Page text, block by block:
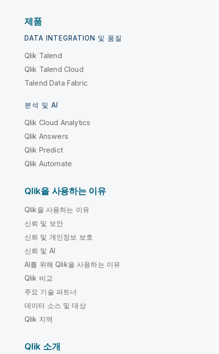
제품
DATA INTEGRATION 및 품질
Qlik Talend
Qlik Talend Cloud
Talend Data Fabric
분석 및 AI
Qlik Cloud Analytics
Qlik Answers
Qlik Predict
Qlik Automate
Qlik을 사용하는 이유
Qlik을 사용하는 이유
신뢰 및 보안
신뢰 및 개인정보 보호
신뢰 및 AI
AI를 위해 Qlik을 사용하는 이유
Qlik 비교
주요 기술 파트너
데이터 소스 및 대상
Qlik 지역
Qlik 소개